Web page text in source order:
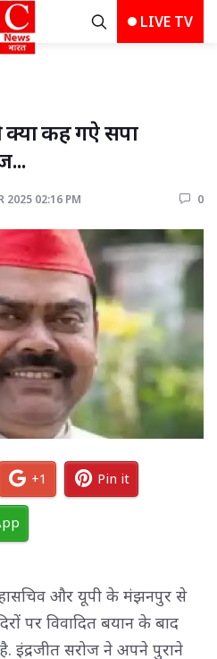
LIVE TV
क्या कह गऐ सपा
2025 02:16 PM 0
+1 Pin it
महासचिव और यूपी के मंझनपुर से
पर विवादित बयान के बाद
इंद्रजीत सरोज ने अपने पुराने